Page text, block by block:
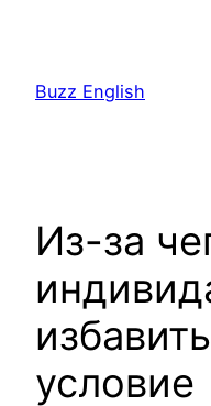
contenido
Buzz English
Из-за
условие